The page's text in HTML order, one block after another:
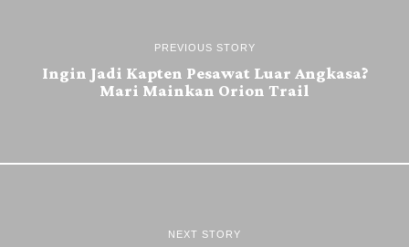
PREVIOUS STORY
Ingin Jadi Kapten Pesawat Luar Angkasa?
Mari Mainkan Orion Trail
NEXT STORY